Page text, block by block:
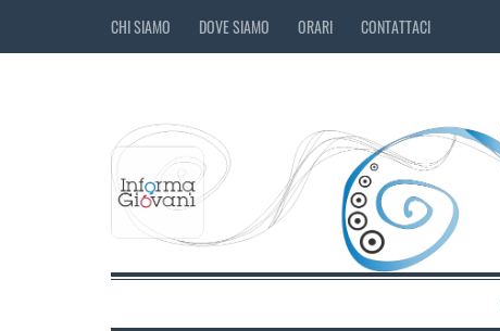
CHI SIAMO DOVE SIAMO ORARI CONTATTACI